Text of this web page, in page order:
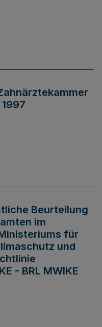
Beurteilung
im
für
und
- BRL MWIKE